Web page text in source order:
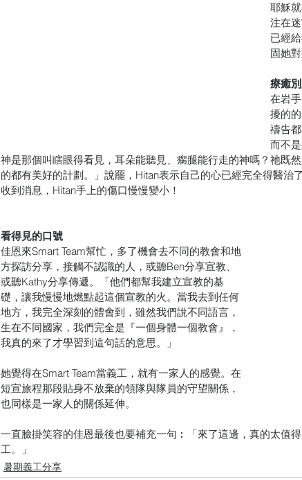
耶穌
注在
已經
固她
療癒
在岩
擾的
禱告
而不
神是那個叫瞎眼得看見，耳朵能聽見、瘸腿能行走的神嗎？祂既
的都有美好的計劃。」說罷，Hitan表示自己的心已經完全得醫治
收到消息，Hitan手上的傷口慢慢變小！
看得見的口號
佳恩來Smart Team幫忙，多了機會去不同的教會和地
方探訪分享，接觸不認識的人，或聽Ben分享宣教、
或聽Kathy分享傳遞。「他們都幫我建立宣教的基
礎，讓我慢慢地燃點起這個宣教的火。當我去到任何
地方，我完全深刻的體會到，雖然我們說不同語言，
生在不同國家，我們完全是『一個身體一個教會』，
我真的來了才學習到這句話的意思。」
她覺得在Smart Team當義工，就有一家人的感覺。在
短宣旅程那段貼身不放棄的領隊與隊員的守望關係，
也同樣是一家人的關係延伸。
一直臉掛笑容的佳恩最後也要補充一句︰「來了這邊，真的太值
工。」
暑期義工分享